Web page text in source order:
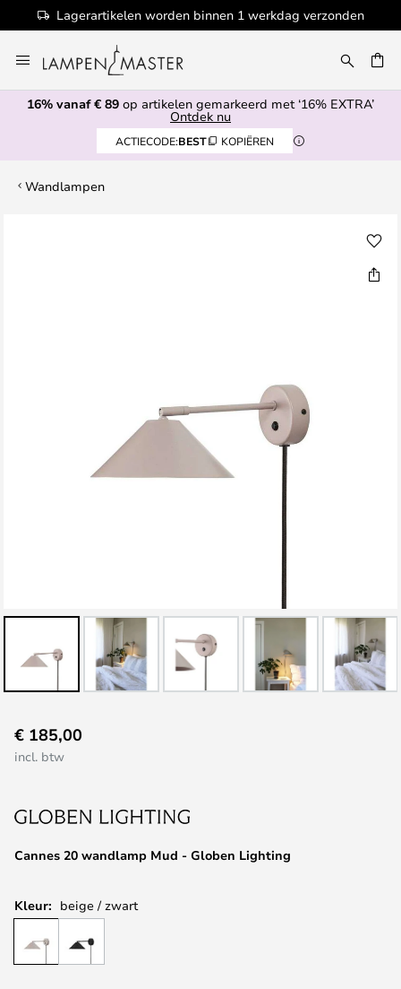
Lagerartikelen worden binnen 1 werkdag verzonden
naar
de
inhoud
16% vanaf € 89 op artikelen gemarkeerd met ‘16% EXTRA’
Ontdek nu
ACTIECODE:BEST KOPIËREN
Wandlampen
naar
het
van
afbeeldingen-
Cannes 20 wandlamp Mud - Globen Lighting
€ 185,00
incl. btw
Kleur: beige / zwart